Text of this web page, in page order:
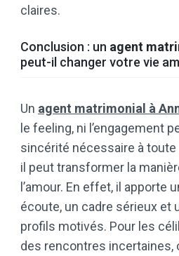
claires.
Conclusion : un agent
peut-il changer votre vie
Un agent matrimonial à
le feeling, ni l’engagement
sincérité nécessaire à toute
il peut transformer la
l’amour. En effet, il apporte
écoute, un cadre sérieux et
profils motivés. Pour les
des rencontres incertaines,